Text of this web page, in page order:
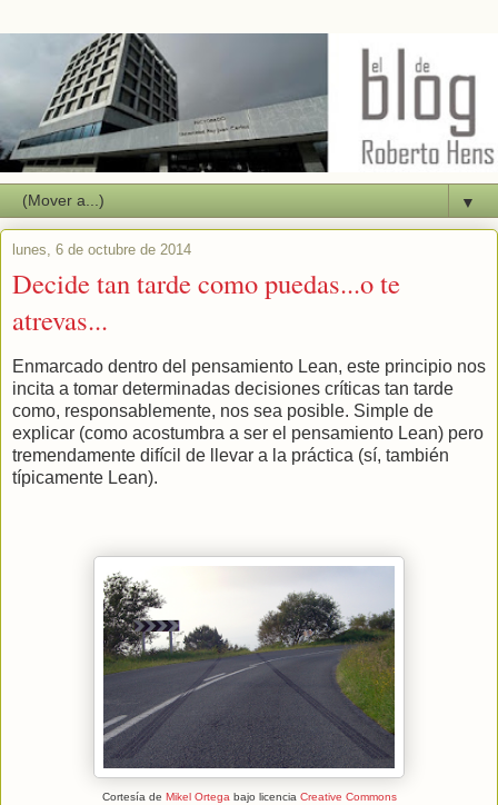
▼
lunes, 6 de octubre de 2014
Decide tan tarde como puedas...o te
atrevas...
Enmarcado dentro del pensamiento Lean, este principio nos
incita a tomar determinadas decisiones críticas tan tarde
como, responsablemente, nos sea posible. Simple de
explicar (como acostumbra a ser el pensamiento Lean) pero
tremendamente difícil de llevar a la práctica (sí, también
típicamente Lean).
Cortesía de Mikel Ortegabajo licencia Creative Commons